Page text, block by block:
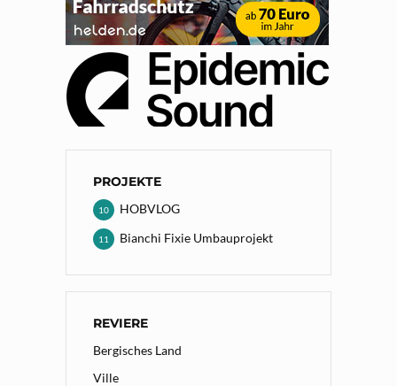
PROJEKTE
HOBVLOG
10
Bianchi Fixie Umbauprojekt
11
REVIERE
Bergisches Land
Ville